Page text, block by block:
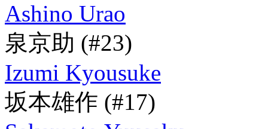
Ashino Urao
泉京助 (#23)
Izumi Kyousuke
坂本雄作 (#17)